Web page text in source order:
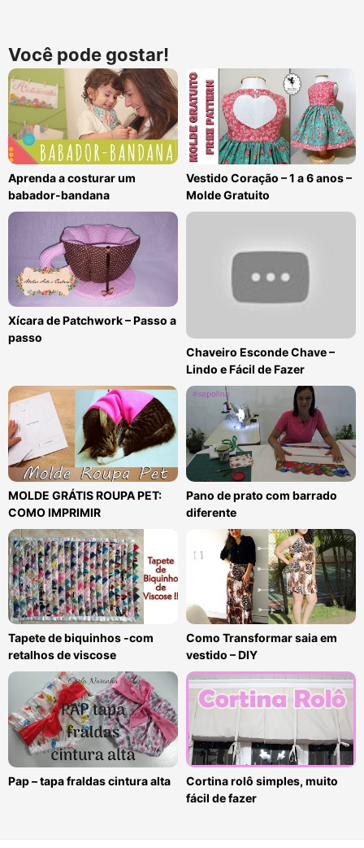
Você pode gostar!
Aprenda a costurar um
babador-bandana
Vestido Coração – 1 a 6 anos –
Molde Gratuito
Xícara de Patchwork – Passo a
passo
Chaveiro Esconde Chave –
Lindo e Fácil de Fazer
MOLDE GRÁTIS ROUPA PET:
COMO IMPRIMIR
Pano de prato com barrado
diferente
Tapete de biquinhos -com
retalhos de viscose
Como Transformar saia em
vestido – DIY
Pap – tapa fraldas cintura alta
Cortina rolô simples, muito
fácil de fazer